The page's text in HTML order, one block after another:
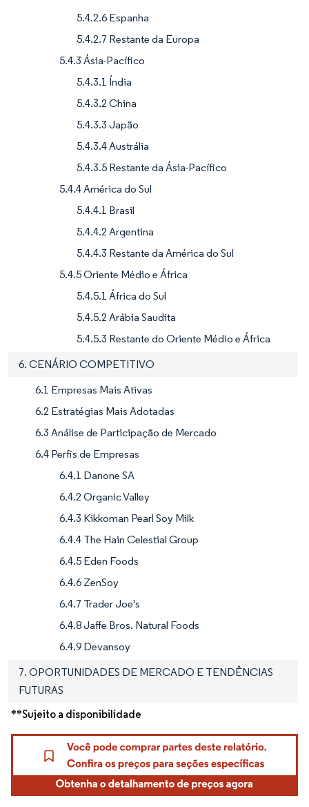
5.4.2.6 Espanha
5.4.2.7 Restante da Europa
5.4.3 Ásia-Pacífico
5.4.3.1 Índia
5.4.3.2 China
5.4.3.3 Japão
5.4.3.4 Austrália
5.4.3.5 Restante da Ásia-Pacífico
5.4.4 América do Sul
5.4.4.1 Brasil
5.4.4.2 Argentina
5.4.4.3 Restante da América do Sul
5.4.5 Oriente Médio e África
5.4.5.1 África do Sul
5.4.5.2 Arábia Saudita
5.4.5.3 Restante do Oriente Médio e África
6. CENÁRIO COMPETITIVO
6.1 Empresas Mais Ativas
6.2 Estratégias Mais Adotadas
6.3 Análise de Participação de Mercado
6.4 Perfis de Empresas
6.4.1 Danone SA
6.4.2 Organic Valley
6.4.3 Kikkoman Pearl Soy Milk
6.4.4 The Hain Celestial Group
6.4.5 Eden Foods
6.4.6 ZenSoy
6.4.7 Trader Joe's
6.4.8 Jaffe Bros. Natural Foods
6.4.9 Devansoy
7. OPORTUNIDADES DE MERCADO E TENDÊNCIAS
FUTURAS
**Sujeito a disponibilidade